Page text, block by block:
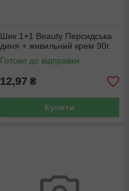
Шик 1+1 Beauty Персидська
диня + живильний крем 90г.
Готово до відправки
12,97 ₴
Купити